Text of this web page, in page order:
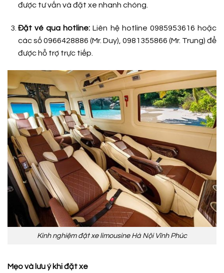
được tư vấn và đặt xe nhanh chóng.
Đặt vé qua hotline: Liên hệ hotline 0985953616 hoặc
các số 0966428886 (Mr. Duy), 0981355866 (Mr. Trung) để
được hỗ trợ trực tiếp.
Kinh nghiệm đặt xe limousine Hà Nội Vĩnh Phúc
Mẹo và lưu ý khi đặt xe